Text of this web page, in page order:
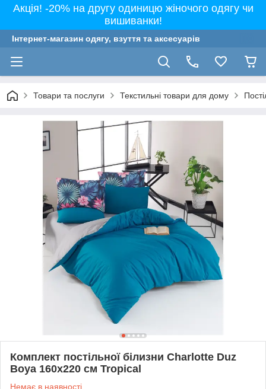
Акція! -20% на другу одиницю жіночого одягу чи
вишиванки!
Інтернет-магазин одягу, взуття та аксесуарів
Товари та послуги Текстильні товари для дому
Комплект постільної білизни Charlotte Duz
Boya 160x220 см Tropical
Немає в наявності